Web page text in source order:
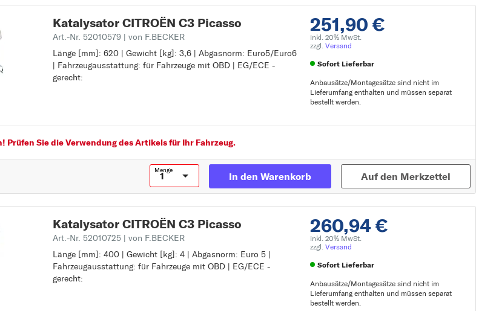
DS5
E
251,90 €
inkl. 20% MwSt.
zzgl. Versand
Sofort Lieferbar
Anbausätze/Montagesätze sind nicht im
Lieferumfang enthalten und müssen separat
bestellt werden.
Zur Detailseite
Katalysator CITROËN C3 Picasso
Art.-Nr. 52010579 | von F.BECKER
Länge [mm]: 620 | Gewicht [kg]: 3,6 | Abgasnorm: Euro5/Euro6
| Fahrzeugausstattung: für Fahrzeuge mit OBD | EG/ECE -
gerecht:
Länge [mm]: 620
Gewicht [kg]: 3,6
Abgasnorm: Euro5/Euro6
Prüfen Sie die Verwendung des Artikels für Ihr Fahrzeug.
Menge
In den Warenkorb Auf den Merkzettel
260,94 €
inkl. 20% MwSt.
zzgl. Versand
Sofort Lieferbar
Anbausätze/Montagesätze sind nicht im
Lieferumfang enthalten und müssen separat
bestellt werden.
Katalysator CITROËN C3 Picasso
Art.-Nr. 52010725 | von F.BECKER
Länge [mm]: 400 | Gewicht [kg]: 4 | Abgasnorm: Euro 5 |
Fahrzeugausstattung: für Fahrzeuge mit OBD | EG/ECE -
gerecht:
Länge [mm]: 400
Gewicht [kg]: 4
Abgasnorm: Euro 5